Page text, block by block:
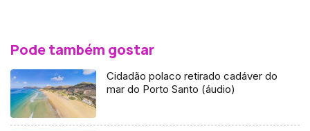
Pode também gostar
Cidadão polaco retirado cadáver do
mar do Porto Santo (áudio)